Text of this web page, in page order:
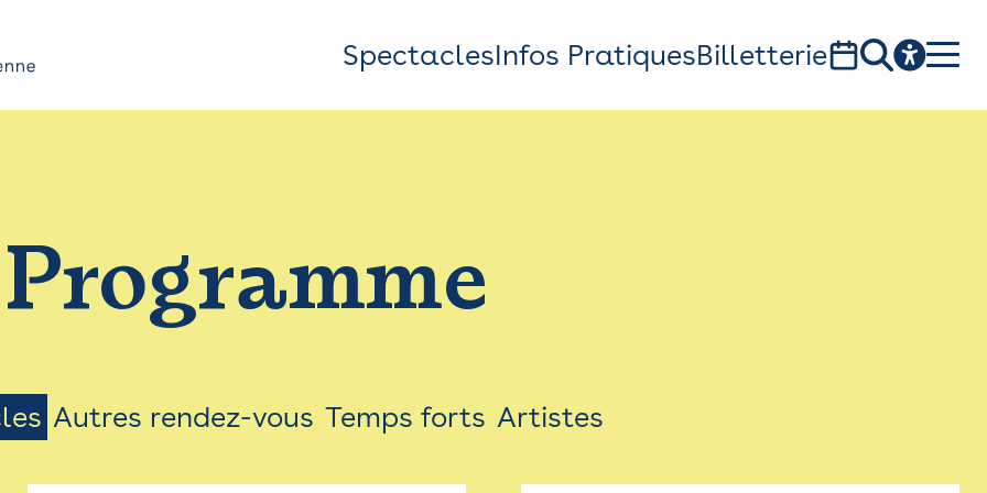
Top
Bar
Menu
SpectaclesInfos PratiquesBilletterie
1, av. du Chateau d'eau - 31300 Toulouse
Programme
Autres rendez-vous Temps forts Artistes